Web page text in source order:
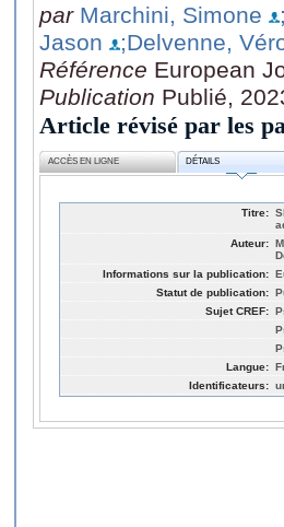
par Marchini, Simone
Jason
;Delvenne,
Référence European
Publication Publié,
Article révisé par les
ACCÈS EN LIGNE DÉTAILS
Titre:
Auteur:
Informations sur la publication:
Statut de publication:
Sujet CREF:
Langue:
Identificateurs: